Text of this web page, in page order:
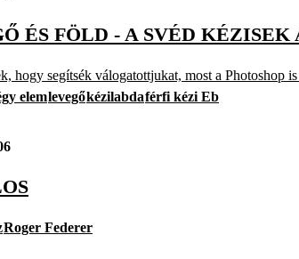
ÉS FÖLD - A SVÉD
hogy segítsék válogatottjukat, most a Photoshop
elemlevegőkézilabdaférfi kézi Eb
Roger Federer